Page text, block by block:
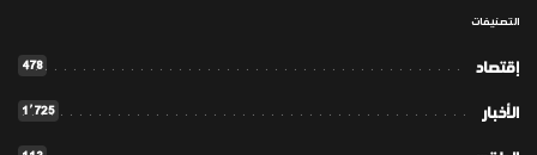
التصنيفات
إقتصاد 478
الأخبار 1٬725